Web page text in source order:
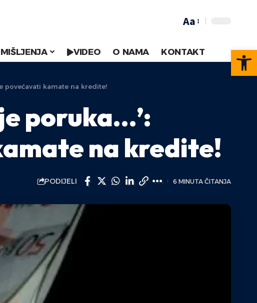
Aa
MIŠLJENJA VIDEO O NAMA KONTAKT
povećavati kamate na kredite!
poruka…’:
na kredite!
PODIJELI 6 MINUTA ČITANJA